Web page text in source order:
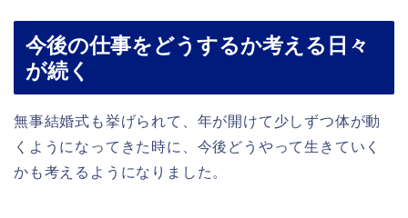
今後の仕事をどうするか考える日々
が続く
無事結婚式も挙げられて、年が開けて少しずつ体が動
くようになってきた時に、今後どうやって生きていく
かも考えるようになりました。